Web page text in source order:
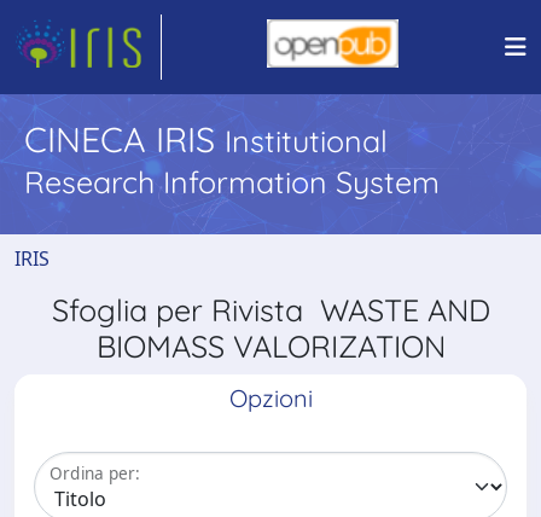
CINECA IRIS Institutional
Research Information System
IRIS
Sfoglia per Rivista WASTE AND
BIOMASS VALORIZATION
Opzioni
Ordina per: